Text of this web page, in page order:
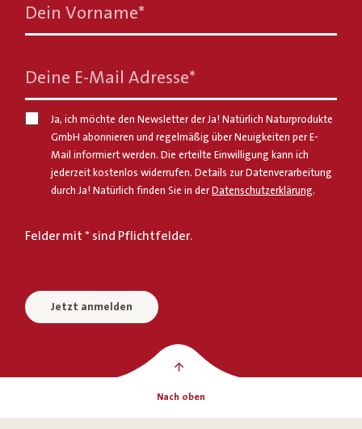
Dein Vorname*
Deine E-Mail Adresse*
Ja, ich möchte den Newsletter der Ja! Natürlich Naturprodukte
GmbH abonnieren und regelmäßig über Neuigkeiten per E-
Mail informiert werden. Die erteilte Einwilligung kann ich
jederzeit kostenlos widerrufen. Details zur Datenverarbeitung
durch Ja! Natürlich finden Sie in der Datenschutzerklärung.
Felder mit * sind Pflichtfelder.
Jetzt anmelden
Nach oben